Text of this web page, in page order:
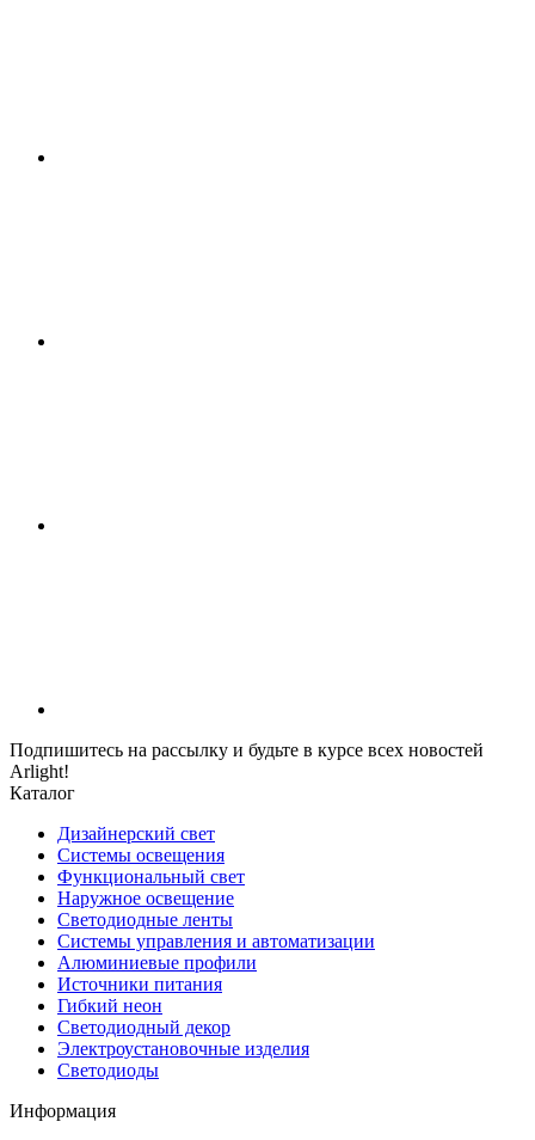
Подпишитесь на рассылку и будьте в курсе всех новостей
Arlight!
Каталог
Дизайнерский свет
Системы освещения
Функциональный свет
Наружное освещение
Светодиодные ленты
Системы управления и автоматизации
Алюминиевые профили
Источники питания
Гибкий неон
Светодиодный декор
Электроустановочные изделия
Светодиоды
Информация